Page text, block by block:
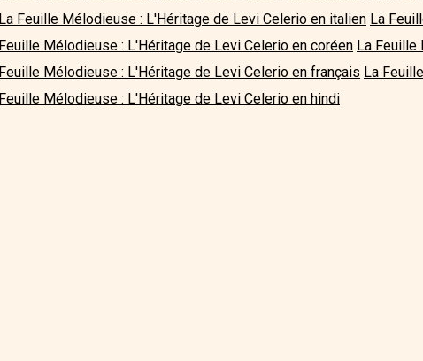
La Feuille Mélodieuse : L'Héritage de Levi Celerio en italien La
Feuille Mélodieuse : L'Héritage de Levi Celerio en coréen La
Feuille Mélodieuse : L'Héritage de Levi Celerio en français La
Feuille Mélodieuse : L'Héritage de Levi Celerio en hindi